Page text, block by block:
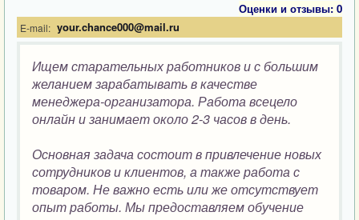
Оценки и отзывы: 0
E-mail: your.chance000@mail.ru
Ищем старательных работников и с большим
желанием зарабатывать в качестве
менеджера-организатора. Работа всецело
онлайн и занимает около 2-3 часов в день.
Основная задача состоит в привлечение новых
сотрудников и клиентов, а также работа с
товаром. Не важно есть или же отсутствует
опыт работы. Мы предоставляем обучение